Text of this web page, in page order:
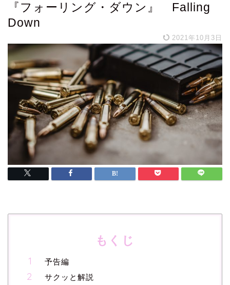
『フォーリング・ダウン』 Falling
Down
2021年10月3日
もくじ
予告編
サクッと解説